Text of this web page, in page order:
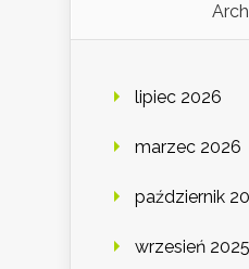
lipiec 2026
marzec 2026
październik
wrzesień 2025